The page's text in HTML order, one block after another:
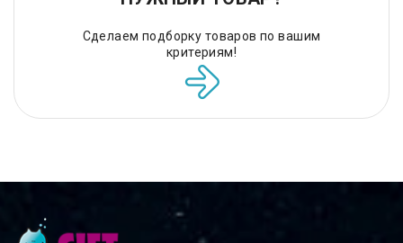
Сделаем подборку товаров по вашим
критериям!